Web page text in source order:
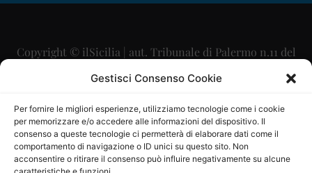
Gestisci Consenso Cookie
Per fornire le migliori esperienze, utilizziamo tecnologie come i cookie
per memorizzare e/o accedere alle informazioni del dispositivo. Il
consenso a queste tecnologie ci permetterà di elaborare dati come il
comportamento di navigazione o ID unici su questo sito. Non
acconsentire o ritirare il consenso può influire negativamente su alcune
Copyright © ilSicilia | aut. Tribunale di Palermo n.11 del
29/09/2015
Direttore Editoriale: Maurizio Scaglione
Direttore Responsabile: Maria Calabrese